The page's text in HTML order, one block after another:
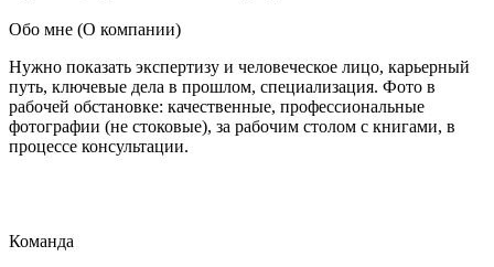
Обо мне (О компании)
Нужно показать экспертизу и человеческое лицо, карьерный
путь, ключевые дела в прошлом, специализация. Фото в
рабочей обстановке: качественные, профессиональные
фотографии (не стоковые), за рабочим столом с книгами, в
процессе консультации.
Команда